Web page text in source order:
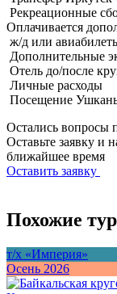
Рекреационные
Оплачивается
ж/д или
Дополнительные
Отель до/после
Личные расходы
Посещение
Остались вопросы
Оставьте заявку и
ближайшее время
Оставить заявку
Похожие
т/х «Империя»
Осень 2026